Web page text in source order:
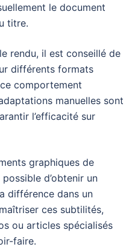
le document
titre.
rendu, il est conseillé de
différents formats
comportement
manuelles sont
l’efficacité sur
graphiques de
d’obtenir un
différence dans un
ces subtilités,
ou articles spécialisés
faire.